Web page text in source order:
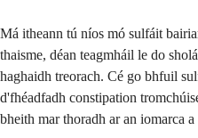
Má itheann tú níos mó sulfáit
thaisme, déan teagmháil le do
haghaidh treorach. Cé go bhfuil
d'fhéadfadh constipation
bheith mar thoradh ar an iomarca a